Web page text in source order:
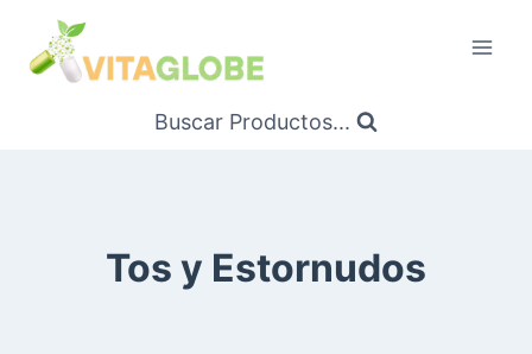
Contenido
Buscar Productos...
Tos y Estornudos